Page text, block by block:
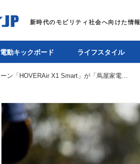
電動キックボード ライフスタイル
高画質カメラドローン「HOVERAir X1 Smart」が「蔦屋家電+」で展示開始